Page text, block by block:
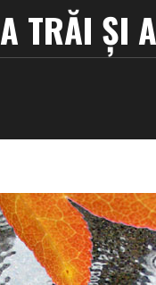
A TRĂI ȘI